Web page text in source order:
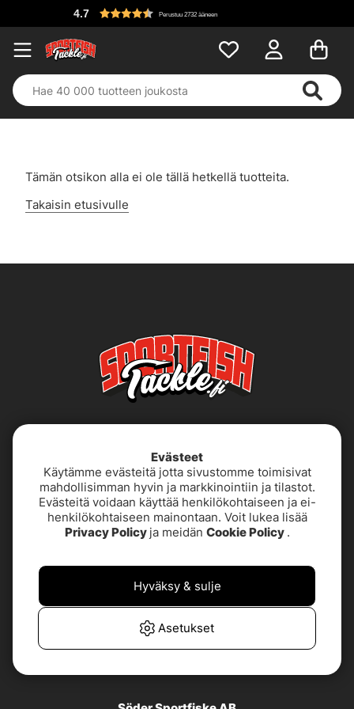
4.7 Perustuu 2732 ääneen
Tämän otsikon alla ei ole tällä hetkellä tuotteita.
Takaisin etusivulle
Käyttöehdot Saavutettavuusseloste
Evästeet
Käytämme evästeitä jotta sivustomme toimisivat
mahdollisimman hyvin ja markkinointiin ja tilastot.
Evästeitä voidaan käyttää henkilökohtaiseen ja ei-
henkilökohtaiseen mainontaan. Voit lukea lisää
Privacy Policy ja meidän Cookie Policy .
Asetukset
Hyväksy & sulje